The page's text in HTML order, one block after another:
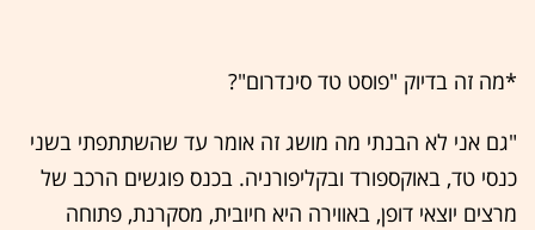
*מה זה בדיוק "פוסט טד סינדרום"?
"גם אני לא הבנתי מה מושג זה אומר עד שהשתתפתי בשני
כנסי טד, באוקספורד ובקליפורניה. בכנס פוגשים הרכב של
מרצים יוצאי דופן, באווירה היא חיובית, מסקרנת, פתוחה